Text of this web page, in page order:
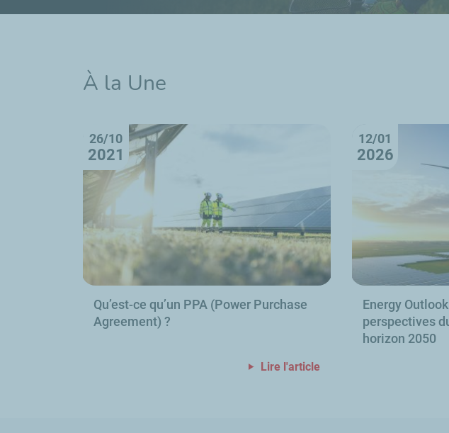
À la Une
26/10
2021
Qu’est-ce qu’un PPA (Power Purchase
Agreement) ?
Lire l'article
12/01
2026
Energy Outlook
perspectives
horizon 2050